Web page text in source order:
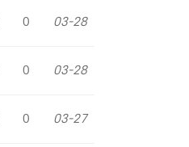
0 03-28
0 03-28
0 03-27